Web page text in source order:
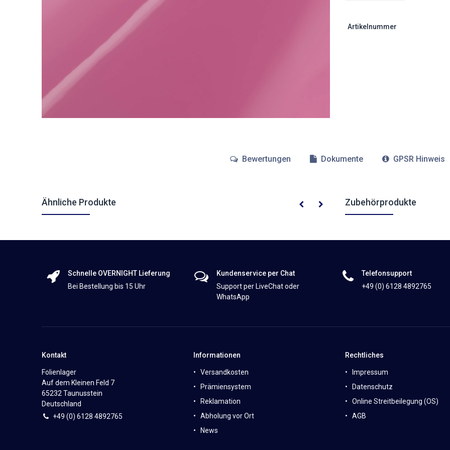
Artikelnummer
Bewertungen Dokumente GPSR Hinweis
Ähnliche Produkte Zubehörprodukte
Schnelle OVERNIGHT Lieferung
Bei Bestellung bis 15 Uhr
Kundenservice per Chat
Support per LiveChat oder
WhatsApp
Telefonsupport
+49 (0) 6128 4892765
Kontakt
Folienlager
Auf dem Kleinen Feld 7
65232 Taunusstein
Deutschland
+49 (0) 6128 4892765
Informationen
Versandkosten
Prämiensystem
Reklamation
Abholung vor Ort
News
Rechtliches
Impressum
Datenschutz
Online Streitbeilegung (OS)
AGB